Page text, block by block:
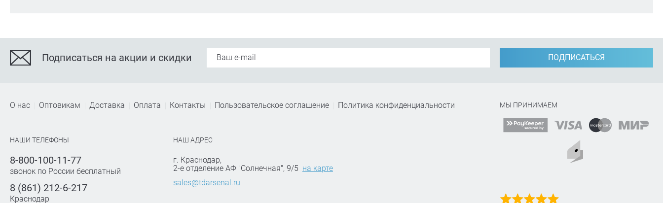
Подписаться на акции и скидки ПОДПИСАТЬСЯ
О нас Оптовикам Доставка Оплата Контакты Пользовательское соглашение Политика конфиденциальности
НАШИ ТЕЛЕФОНЫ
8-800-100-11-77
звонок по России бесплатный
8 (861) 212-6-217
Краснодар
НАШ АДРЕС
г. Краснодар,
2-е отделение АФ "Солнечная", 9/5 на карте
sales@tdarsenal.ru
МЫ ПРИНИМАЕМ